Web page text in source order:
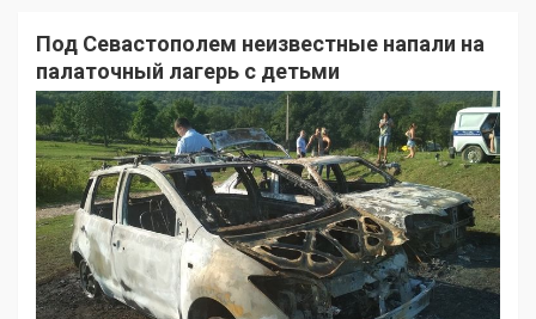
Под Севастополем неизвестные напали на
палаточный лагерь с детьми